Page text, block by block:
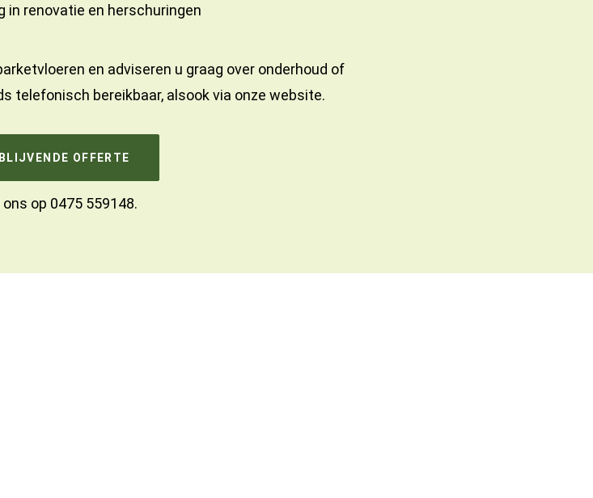
in renovatie en herschuringen
en adviseren u graag over onderhoud of
telefonisch bereikbaar, alsook via onze website.
OFFERTE
ons op 0475 559148.